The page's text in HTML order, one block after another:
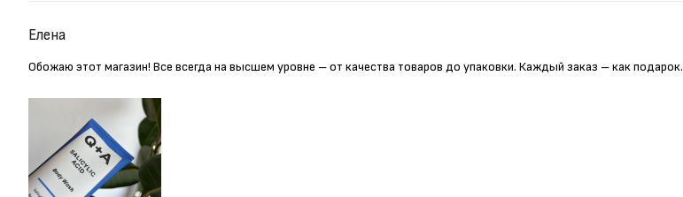
Елена
Обожаю этот магазин! Все всегда на высшем уровне – от качества товаров до упаковки. Каждый заказ – как подарок.